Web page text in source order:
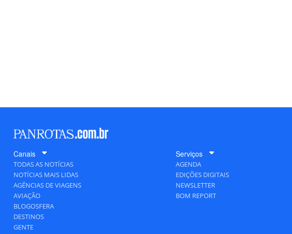
Canais
TODAS AS NOTÍCIAS
NOTÍCIAS MAIS LIDAS
AGÊNCIAS DE VIAGENS
AVIAÇÃO
BLOGOSFERA
DESTINOS
GENTE
Serviços
AGENDA
EDIÇÕES DIGITAIS
NEWSLETTER
BOM REPORT